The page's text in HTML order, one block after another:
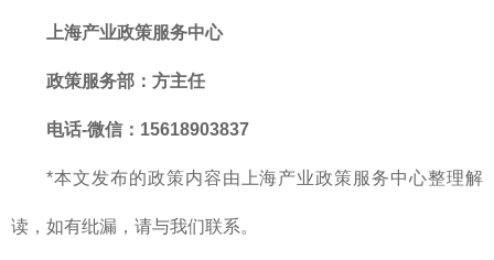
上海产业政策服务中心
政策服务部 ：方主任
电话-微信：15618903837
*本文发布的政策内容由上海产业政策服务中心整理解
读，如有纰漏，请与我们联系。